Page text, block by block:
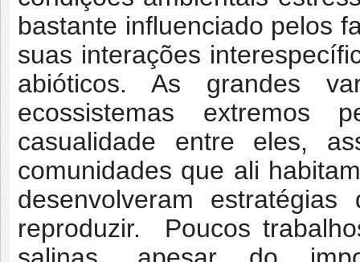
bastante influenciado pelos
suas interações
abióticos. As grandes
ecossistemas extremos
casualidade entre eles,
comunidades que ali
desenvolveram
reproduzir. Poucos